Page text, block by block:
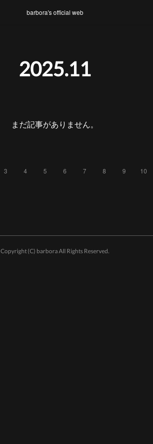
barbora's official web
2025.11
まだ記事がありません。
3 4 5 6 7 8 9 10
Copyright (C) barbora All Rights Reserved.